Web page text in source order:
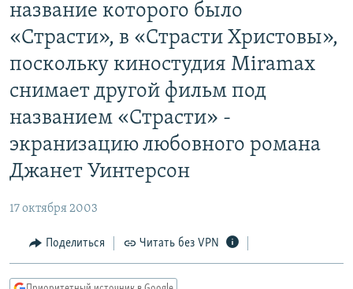
СОЦИАЛЬНЫЕ СЕТИ
название которого было
«Страсти», в «Страсти Христовы»,
поскольку киностудия Miramax
снимает другой фильм под
названием «Страсти» -
экранизацию любовного романа
Джанет Уинтерсон
17 октября 2003
Поделиться Читать без VPN